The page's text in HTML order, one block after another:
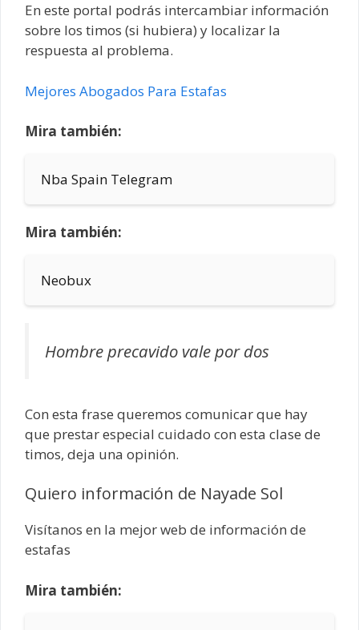
En este portal podrás intercambiar información
sobre los timos (si hubiera) y localizar la
respuesta al problema.
Mejores Abogados Para Estafas
Mira también:
Nba Spain Telegram
Mira también:
Neobux
Hombre precavido vale por dos
Con esta frase queremos comunicar que hay
que prestar especial cuidado con esta clase de
timos, deja una opinión.
Quiero información de Nayade Sol
Visítanos en la mejor web de información de
estafas
Mira también: